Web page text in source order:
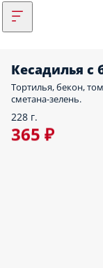
Кесадилья с
Тортилья, бекон,
сметана-зелень.
228 г.
365 ₽